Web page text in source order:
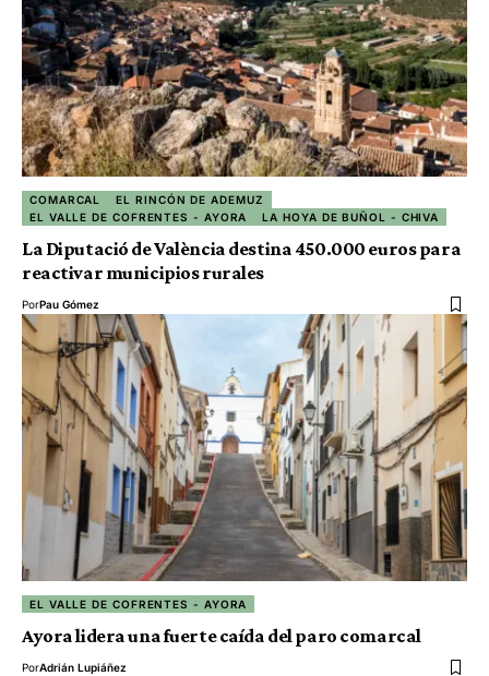
COMARCAL
EL RINCÓN DE ADEMUZ
EL VALLE DE COFRENTES - AYORA
LA HOYA DE BUÑOL - CHIVA
La Diputació de València destina 450.000 euros para
reactivar municipios rurales
PorPau Gómez
EL VALLE DE COFRENTES - AYORA
Ayora lidera una fuerte caída del paro comarcal
PorAdrián Lupiáñez